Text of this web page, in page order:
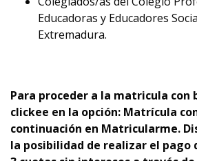
Educadoras y Educadores
Extremadura.
Para proceder a la matricula con
clickee en la opción: Matrícula
continuación en Matricularme.
la posibilidad de realizar el pago